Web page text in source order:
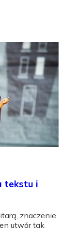
tekstu i
znaczenie
utwór tak